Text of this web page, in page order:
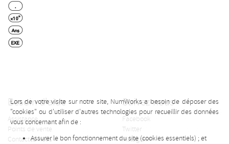
Lors de votre visite sur notre site, NumWorks a besoin de déposer des
"cookies" ou d'utiliser d'autres technologies pour recueillir des données
vous concernant afin de :
Assurer le bon fonctionnement du site (cookies essentiels) ; et
Besoin d'aide
Assistance
Points de vente
Contactez-nous
Suivez-nous
Facebook
Twitter
Instagram